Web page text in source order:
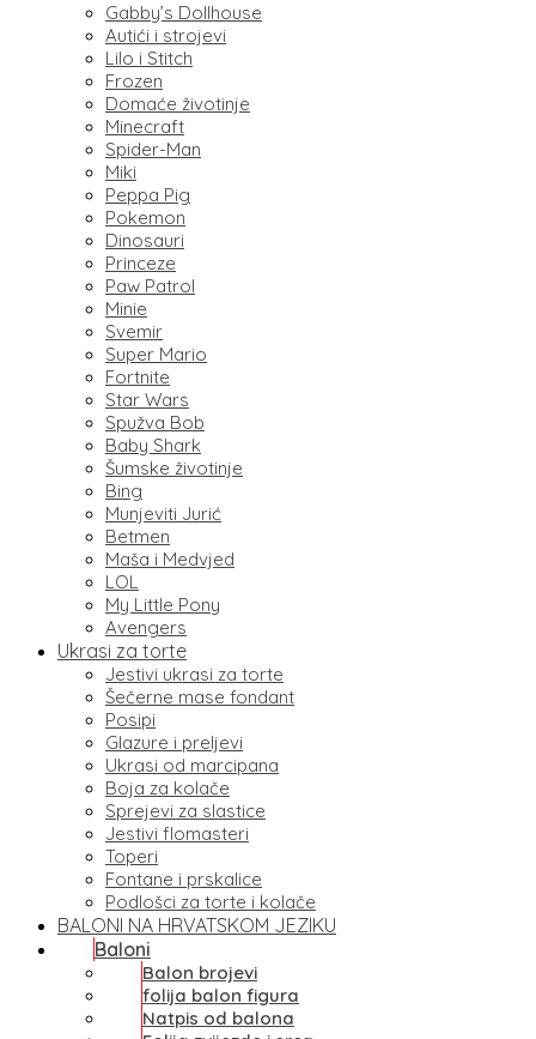
Gabby’s Dollhouse
Autići i strojevi
Lilo i Stitch
Frozen
Domaće životinje
Minecraft
Spider-Man
Miki
Peppa Pig
Pokemon
Dinosauri
Princeze
Paw Patrol
Minie
Svemir
Super Mario
Fortnite
Star Wars
Spužva Bob
Baby Shark
Šumske životinje
Bing
Munjeviti Jurić
Betmen
Maša i Medvjed
LOL
My Little Pony
Avengers
Ukrasi za torte
Jestivi ukrasi za torte
Šečerne mase fondant
Posipi
Glazure i preljevi
Ukrasi od marcipana
Boja za kolače
Sprejevi za slastice
Jestivi flomasteri
Toperi
Fontane i prskalice
Podlošci za torte i kolače
BALONI NA HRVATSKOM JEZIKU
Baloni
Balon brojevi
folija balon figura
Natpis od balona